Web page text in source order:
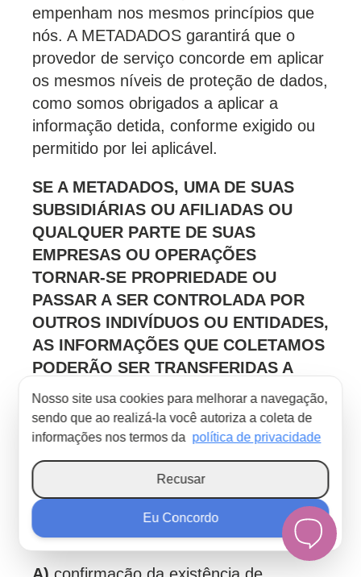
Nosso site usa cookies para melhorar a navegação,
sendo que ao realizá-la você autoriza a coleta de
informações nos termos da política de privacidade
Recusar
Eu Concordo
empenham nos mesmos princípios que
nós. A METADADOS garantirá que o
provedor de serviço concorde em aplicar
os mesmos níveis de proteção de dados,
como somos obrigados a aplicar a
informação detida, conforme exigido ou
permitido por lei aplicável.
SE A METADADOS, UMA DE SUAS
SUBSIDIÁRIAS OU AFILIADAS OU
QUALQUER PARTE DE SUAS
EMPRESAS OU OPERAÇÕES
TORNAR-SE PROPRIEDADE OU
PASSAR A SER CONTROLADA POR
OUTROS INDIVÍDUOS OU ENTIDADES,
AS INFORMAÇÕES QUE COLETAMOS
PODERÃO SER TRANSFERIDAS A
ELES, QUE DEVERÃO CUMPRIR AS
OBRIGAÇÕES AQUI DESCRITAS.
DADOS:
São direitos dos titulares dos dados
tratados pela METADADOS: